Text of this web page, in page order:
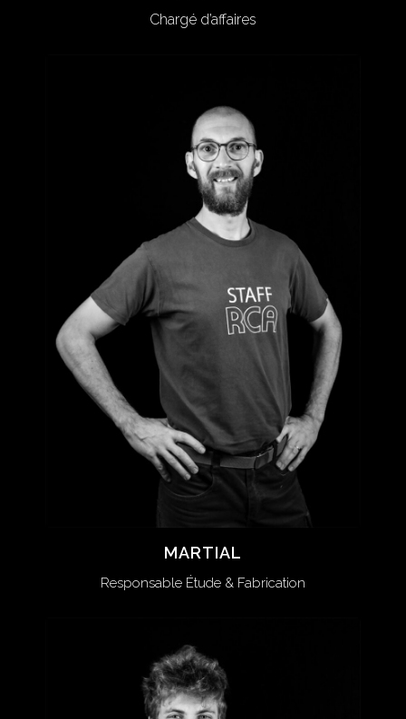
Chargé d’affaires
Chargé d’affaires
MARTIAL
Responsable Étude & Fabrication
MARTIAL
Responsable Etude & Fabrication